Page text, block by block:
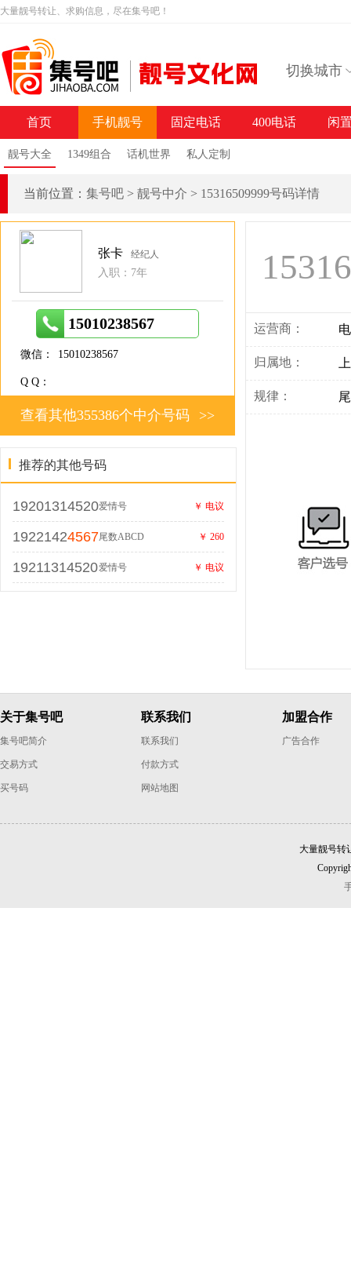
大量靓号转让、求购信息，尽在集号吧！
切换城市
首页 手机靓号
靓号大全 1349组合 话机世界 私人定制
固定电话 400电话 闲
当前位置： 集号吧 > 靓号中介 > 15316509999号码详情
运营商：
归属地：
规律：
张卡 经纪人
入职：7年
15010238567
微信： 15010238567
Q Q：
>>
查看其他355386个中介号码
推荐的其他号码
19201314520爱情号 ￥ 电议
19221424567尾数ABCD ￥ 260
19211314520爱情号 ￥ 电议
关于集号吧
集号吧简介
交易方式
买号码
联系我们
联系我们
付款方式
网站地图
加盟合作
广告合作
大量靓号转